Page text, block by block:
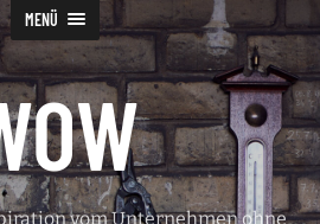
MENÜ
vom Unternehmen ohne